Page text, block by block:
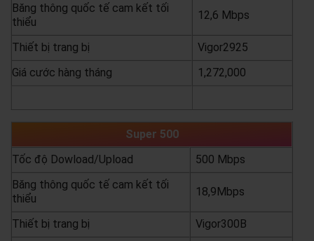
Băng thông quốc tế cam kết tối
thiểu
12,6 Mbps
Thiết bị trang bị
Vigor2925
Giá cước hàng tháng
1,272,000
Super 500
Tốc độ Dowload/Upload
500 Mbps
Băng thông quốc tế cam kết tối
thiểu
18,9Mbps
Thiết bị trang bị
Vigor300B